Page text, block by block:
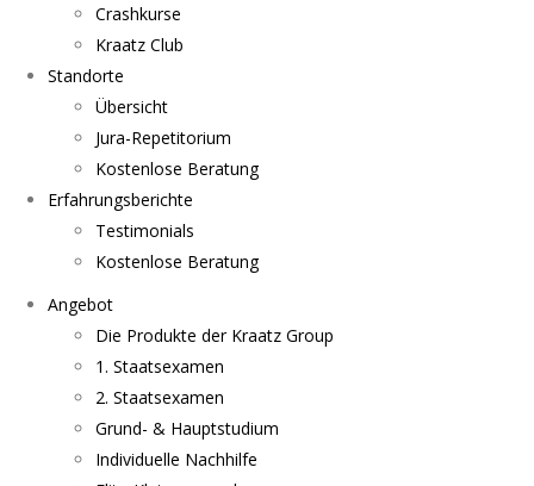
Crashkurse
Kraatz Club
Standorte
Übersicht
Jura-Repetitorium
Kostenlose Beratung
Erfahrungsberichte
Testimonials
Kostenlose Beratung
Angebot
Die Produkte der Kraatz Group
1. Staatsexamen
2. Staatsexamen
Grund- & Hauptstudium
Individuelle Nachhilfe